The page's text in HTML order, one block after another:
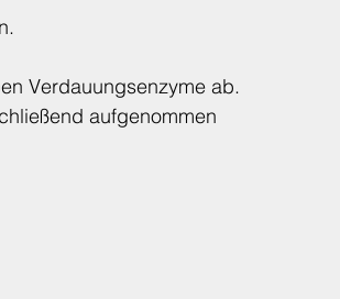
Verdauungsenzyme ab.
aufgenommen